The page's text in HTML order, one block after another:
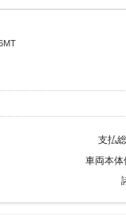
支払
車両本体